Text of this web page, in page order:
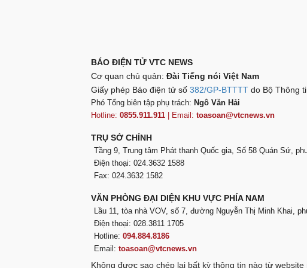
BÁO ĐIỆN TỬ VTC NEWS
Cơ quan chủ quản: Đài Tiếng nói Việt Nam
Giấy phép Báo điện tử số 382/GP-BTTTT do Bộ Thông
Phó Tổng biên tập phụ trách: Ngô Văn Hải
Hotline: 0855.911.911 | Email: toasoan@vtcnews.vn
TRỤ SỞ CHÍNH
Tầng 9, Trung tâm Phát thanh Quốc gia, Số 58 Quán Sứ,
Điện thoại: 024.3632 1588
Fax: 024.3632 1582
VĂN PHÒNG ĐẠI DIỆN KHU VỰC PHÍA NAM
Lầu 11, tòa nhà VOV, số 7, đường Nguyễn Thị Minh Khai,
Điện thoại: 028.3811 1705
Hotline: 094.884.8186
Email: toasoan@vtcnews.vn
Không được sao chép lại bất kỳ thông tin nào từ